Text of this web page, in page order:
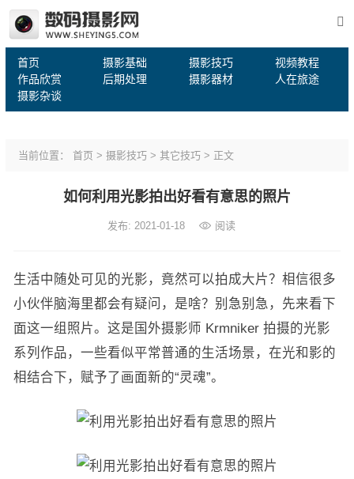
首页 摄影基础 摄影技巧
视频教程
作品欣赏
后期处理 摄影器材
人在旅途
摄影杂谈
当前位置： 首页 > 摄影技巧> 其它技巧> 正文
如何利用光影拍出好看有意思的照片
发布: 2021-01-18 阅读
生活中随处可见的光影，竟然可以拍成大片？相信很多
小伙伴脑海里都会有疑问，是啥？别急别急，先来看下
面这一组照片。这是国外摄影师 Krmniker 拍摄的光影
系列作品，一些看似平常普通的生活场景，在光和影的
相结合下，赋予了画面新的“灵魂”。